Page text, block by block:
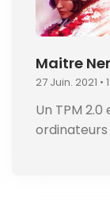
Maitre
27 Juin. 2021 •
Un TPM
ordinateurs